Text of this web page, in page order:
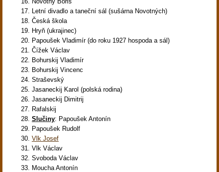
Letní divadlo a taneční sál (sušárna Novotných)
Česká škola
Hryň (ukrajinec)
Papoušek Vladimír (do roku 1927 hospoda a sál)
Čížek Václav
Bohurskij Vladimír
Bohurskij Vincenc
Straševský
Jasaneckij Karol (polská rodina)
Jasaneckij Dimitrij
Rafalskij
Slučiny: Papoušek Antonín
Papoušek Rudolf
Vlk Josef
Vlk Václav
Svoboda Václav
Moucha Antonín